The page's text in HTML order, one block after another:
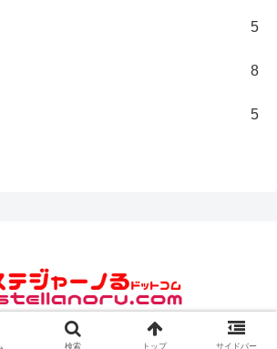
5
8
5
カステジャーノる.com.
検索 トップ サイドバー